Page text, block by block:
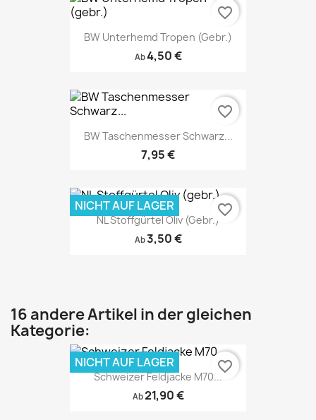
BW Unterhemd Tropen (gebr.)
Ab4,50 €
favorite_border
BW Taschenmesser Schwarz...
7,95 €
favorite_border
NL Stoffgürtel Oliv (gebr.)
Ab3,50 €
NICHT AUF LAGER favorite_border
16 andere Artikel in der gleichen
Kategorie:
Schweizer Feldjacke M70...
Ab21,90 €
NICHT AUF LAGER favorite_border